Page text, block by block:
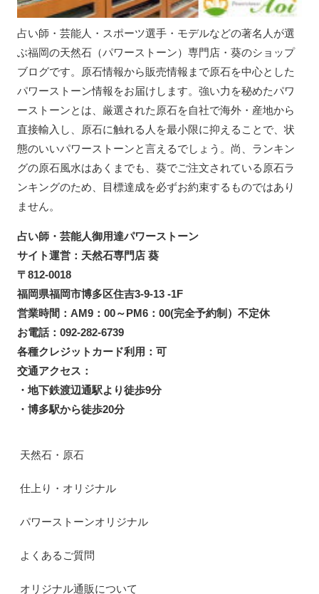
占い師・芸能人・スポーツ選手・モデルなどの著名人が選
ぶ福岡の天然石（パワーストーン）専門店・葵のショップ
ブログです。原石情報から販売情報まで原石を中心とした
パワーストーン情報をお届けします。強い力を秘めたパワ
ーストーンとは、厳選された原石を自社で海外・産地から
直接輸入し、原石に触れる人を最小限に抑えることで、状
態のいいパワーストーンと言えるでしょう。尚、ランキン
グの原石風水はあくまでも、葵でご注文されている原石ラ
ンキングのため、目標達成を必ずお約束するものではあり
ません。
占い師・芸能人御用達パワーストーン
サイト運営：天然石専門店 葵
〒812-0018
福岡県福岡市博多区住吉3-9-13 -1F
営業時間：AM9：00～PM6：00(完全予約制）不定休
お電話：092-282-6739
各種クレジットカード利用：可
交通アクセス：
・地下鉄渡辺通駅より徒歩9分
・博多駅から徒歩20分
天然石・原石
仕上り・オリジナル
パワーストーンオリジナル
よくあるご質問
オリジナル通販について